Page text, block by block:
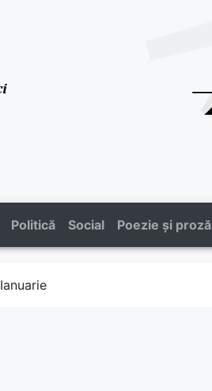
Politică Social Poezie și proză
Ianuarie